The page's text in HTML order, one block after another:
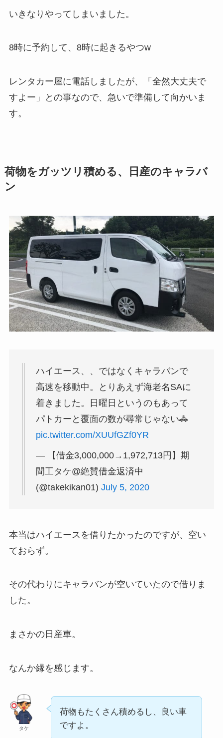
いきなりやってしまいました。
8時に予約して、8時に起きるやつw
レンタカー屋に電話しましたが、「全然大丈夫で
すよー」との事なので、急いで準備して向かいま
す。
荷物をガッツリ積める、日産のキャラバ
ン
ハイエース、、ではなくキャラバンで
高速を移動中。とりあえず海老名SAに
着きました。日曜日というのもあって
パトカーと覆面の数が尋常じゃない🚓
pic.twitter.com/XUUfGZf0YR
— 【借金3,000,000→1,972,713円】期
間工タケ@絶賛借金返済中
(@takekikan01) July 5, 2020
本当はハイエースを借りたかったのですが、空い
ておらず。
その代わりにキャラバンが空いていたので借りま
した。
まさかの日産車。
なんか縁を感じます。
タケ
荷物もたくさん積めるし、良い車
ですよ。